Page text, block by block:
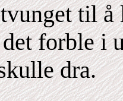
til
forble i
dra.